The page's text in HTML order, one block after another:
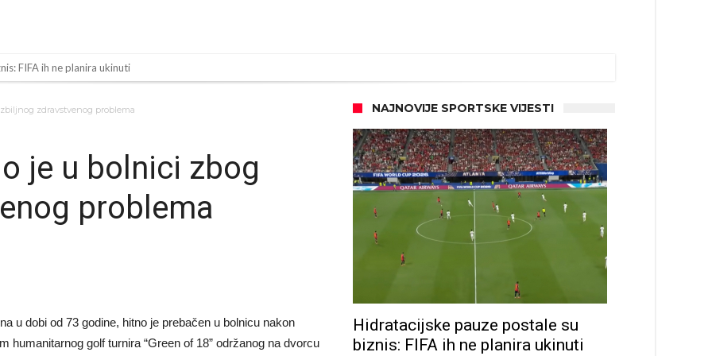
FIFA ih ne planira ukinuti
Real Madrid. Ovo su tri nova pravila
138 miliona eura?
zdravstvenog problema
je u bolnici zbog
problema
u dobi od 73 godine, hitno je prebačen u bolnicu nakon
humanitarnog golf turnira “Green of 18” održanog na dvorcu
NAJNOVIJE SPORTSKE VIJESTI
Hidratacijske pauze postale su
biznis: FIFA ih ne planira ukinuti